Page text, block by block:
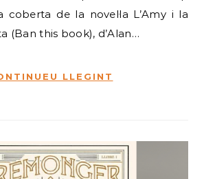
coberta de la novel·la L’Amy i la
(Ban this book), d’Alan…
LLEGINT